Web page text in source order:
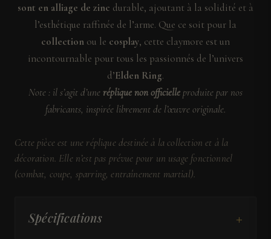
sont en alliage de zinc durable, ajoutant à la solidité et à
l’esthétique raffinée de l’arme. Que ce soit pour la
collection ou le cosplay, cette claymore est un
incontournable pour tous les passionnés de l’univers
d’Elden Ring.
Note : il s’agit d’uneréplique non officielleproduite par nos
fabricants, inspirée librement de l’œuvre originale.
Cette pièce est une réplique destinée à la collection et à la
décoration. Elle n’est pas prévue pour un usage fonctionnel
(combat, coupe, sparring, entraînement martial).
Spécifications +